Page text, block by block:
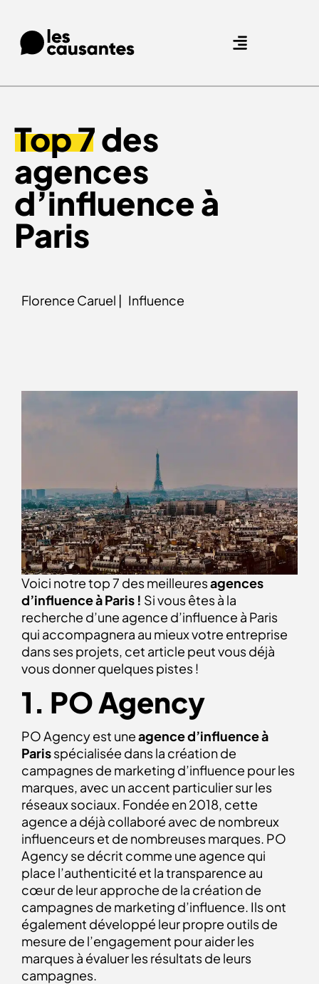
Top 7des
agences
d’influence à
Paris
Florence Caruel | Influence
Voici notre top 7 des meilleuresagences
d’influence à Paris ! Si vous êtes à la
recherche d’une agence d’influence à Paris
qui accompagnera au mieux votre entreprise
dans ses projets, cet article peut vous déjà
vous donner quelques pistes!
1. PO Agency
PO Agency est uneagence d’influence à
Parisspécialisée dans la création de
campagnes de marketing d’influence pour les
marques, avec un accent particulier sur les
réseaux sociaux. Fondée en 2018, cette
agence a déjà collaboré avec de nombreux
influenceurs et de nombreuses marques. PO
Agency se décrit comme une agence qui
place l’authenticité et la transparence au
cœur de leur approche de la création de
campagnes de marketing d’influence. Ils ont
également développé leur propre outils de
mesure de l’engagement pour aider les
marques à évaluer les résultats de leurs
campagnes.